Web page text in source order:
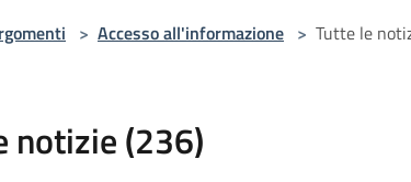
> Accesso all'informazione > Tutte le
notizie (236)